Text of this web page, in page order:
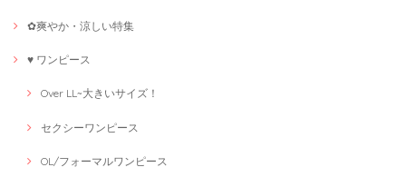
✿爽やか・涼しい特集
♥ ワンピース
Over LL~大きいサイズ！
セクシーワンピース
OL/フォーマルワンピース